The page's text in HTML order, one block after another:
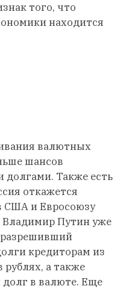
того, что
находится
валютных
шансов
долгами. Также есть
откажется
США и Евросоюзу
Владимир Путин уже
разрешивший
кредиторам из
а также
в валюте. Еще